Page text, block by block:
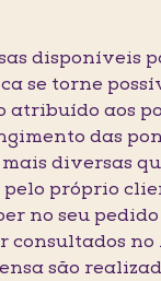
se torne
aos
das
diversas
pelo próprio
no seu
no
são